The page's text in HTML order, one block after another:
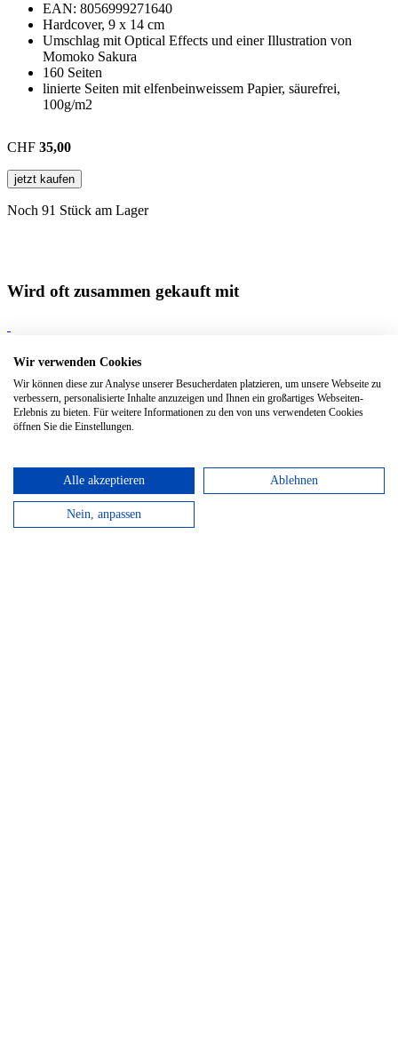
EAN: 8056999271640
Hardcover, 9 x 14 cm
Umschlag mit Optical Effects und einer Illustration von
Momoko Sakura
160 Seiten
linierte Seiten mit elfenbeinweissem Papier, säurefrei,
100g/m2
CHF 35,00
jetzt kaufen
Noch 91 Stück am Lager
Wird oft zusammen gekauft mit
Seiten
Kaweco Ballpen Black
Kaweco Ballpen Green
Wir verwenden Cookies
Wir können diese zur Analyse unserer Besucherdaten platzieren, um unsere Webseite zu
verbessern, personalisierte Inhalte anzuzeigen und Ihnen ein großartiges Webseiten-
Erlebnis zu bieten. Für weitere Informationen zu den von uns verwendeten Cookies
öffnen Sie die Einstellungen.
Alle akzeptieren Ablehnen
Nein, anpassen